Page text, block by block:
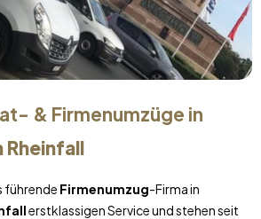
& Firmenumzüge in
Rheinfall
führende Firmenumzug-Firma in
erstklassigen Service und stehen seit